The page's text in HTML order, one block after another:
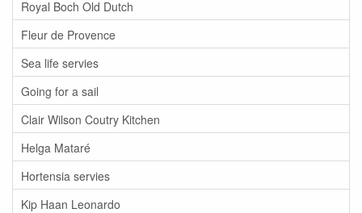
Royal Boch Old Dutch
Fleur de Provence
Sea life servies
Going for a sail
Clair Wilson Coutry Kitchen
Helga Mataré
Hortensia servies
Kip Haan Leonardo